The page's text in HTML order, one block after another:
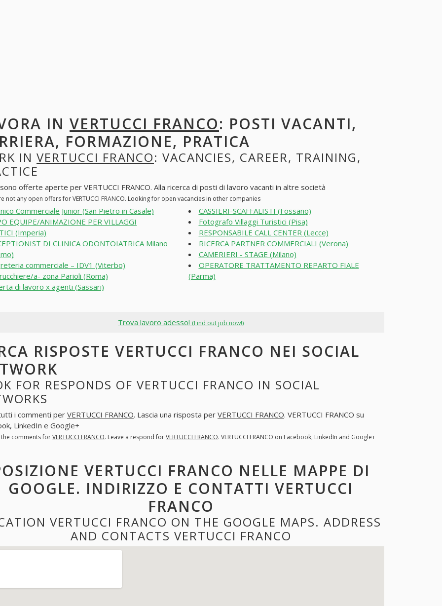
IN VERTUCCI FRANCO: POSTI VACANTI,
FORMAZIONE, PRATICA
IN VERTUCCI FRANCO: VACANCIES, CAREER, TRAINING,
offerte aperte per VERTUCCI FRANCO. Alla ricerca di posti di lavoro vacanti in altre società
not any open offers for VERTUCCI FRANCO. Looking for open vacancies in other companies
Commerciale Junior (San Pietro in Casale)
EQUIPE/ANIMAZIONE PER VILLAGGI
(Imperia)
DI CLINICA ODONTOIATRICA Milano
commerciale – IDV1 (Viterbo)
a- zona Parioli (Roma)
di lavoro x agenti (Sassari)
CASSIERI-SCAFFALISTI (Fossano)
Fotografo Villaggi Turistici (Pisa)
RESPONSABILE CALL CENTER (Lecce)
RICERCA PARTNER COMMERCIALI (Verona)
CAMERIERI - STAGE (Milano)
OPERATORE TRATTAMENTO REPARTO FIALE
(Parma)
Trova lavoro adesso! (Find out job now!)
RISPOSTE VERTUCCI FRANCO NEI SOCIAL
FOR RESPONDS OF VERTUCCI FRANCO IN SOCIAL
i commenti per VERTUCCI FRANCO. Lascia una risposta per VERTUCCI FRANCO. VERTUCCI FRANCO su
LinkedIn e Google+
the comments forVERTUCCI FRANCO. Leave a respond forVERTUCCI FRANCO. VERTUCCI FRANCO on Facebook, LinkedIn and Google+
VERTUCCI FRANCO NELLE MAPPE DI
GOOGLE. INDIRIZZO E CONTATTI VERTUCCI
FRANCO
VERTUCCI FRANCO ON THE GOOGLE MAPS. ADDRESS
AND CONTACTS VERTUCCI FRANCO